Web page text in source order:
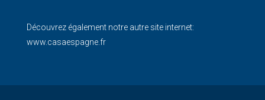
Découvrez également notre autre site internet:
www.casaespagne.fr